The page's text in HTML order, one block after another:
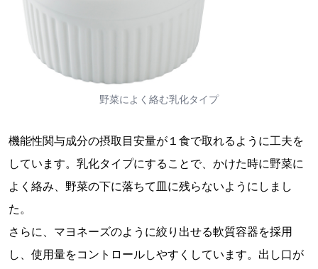
野菜によく絡む乳化タイプ
機能性関与成分の摂取目安量が１食で取れるように工夫を
しています。乳化タイプにすることで、かけた時に野菜に
よく絡み、野菜の下に落ちて皿に残らないようにしまし
た。
さらに、マヨネーズのように絞り出せる軟質容器を採用
し、使用量をコントロールしやすくしています。出し口が